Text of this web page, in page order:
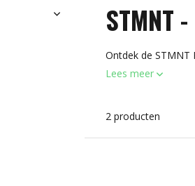
STMNT
Ontdek de STMNT
Lees meer
2 producten